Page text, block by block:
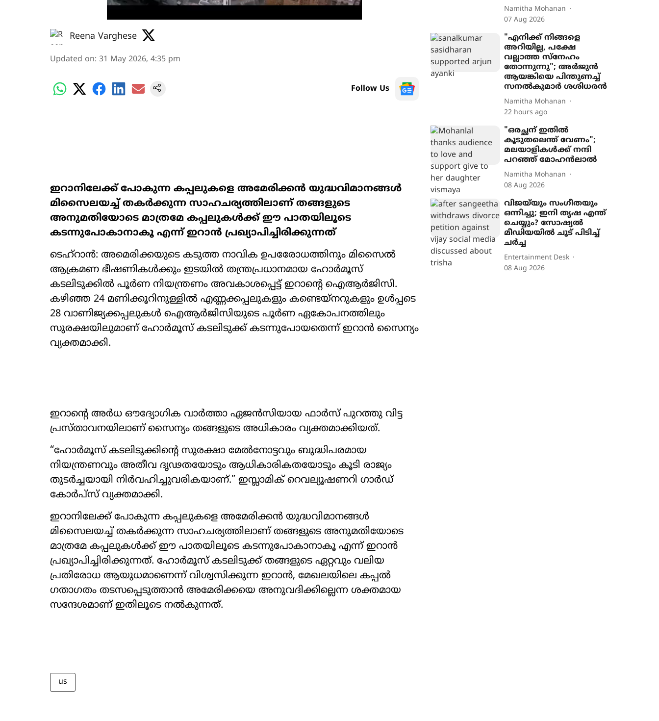
Reena Varghese
Updated on: 31 May 2026, 4:35 pm
Follow Us
ഇറാനിലേക്ക് പോകുന്ന കപ്പലുകളെ അമേരിക്കൻ യുദ്ധവിമാനങ്ങൾ
മിസൈലയച്ച് തകർക്കുന്ന സാഹചര്യത്തിലാണ് തങ്ങളുടെ
അനുമതിയോടെ മാത്രമേ കപ്പലുകൾക്ക് ഈ പാതയിലൂടെ
കടന്നുപോകാനാകൂ എന്ന് ഇറാൻ പ്രഖ്യാപിച്ചിരിക്കുന്നത്
ടെഹ്റാൻ: അമെരിക്കയുടെ കടുത്ത നാവിക ഉപരേോധത്തിനും മിസൈൽ
ആക്രമണ ഭീഷണികൾക്കും ഇടയിൽ തന്ത്രപ്രധാനമായ ഹോർമൂസ്
കടലിടുക്കിൽ പൂർണ നിയന്ത്രണം അവകാശപ്പെട്ട് ഇറാന്‍റെ ഐആർജിസി.
കഴിഞ്ഞ 24 മണിക്കൂറിനുള്ളിൽ എണ്ണക്കപ്പലുകളും കണ്ടെയ്നറുകളും ഉൾപ്പടെ
28 വാണിജ്യക്കപ്പലുകൾ ഐആർജിസിയുടെ പൂർണ ഏകോപനത്തിലും
സുരക്ഷയിലുമാണ് ഹോർമൂസ് കടലിടുക്ക് കടന്നുപോയതെന്ന് ഇറാൻ സൈന്യം
വ്യക്തമാക്കി.
ഇറാന്‍റെ അർധ ഔദ്യോഗിക വാർത്താ ഏജൻസിയായ ഫാർസ് പുറത്തു വിട്ട
പ്രസ്താവനയിലാണ് സൈന്യം തങ്ങളുടെ അധികാരം വ്യക്തമാക്കിയത്.
“ഹോർമൂസ് കടലിടുക്കിന്‍റെ സുരക്ഷാ മേൽനോട്ടവും ബുദ്ധിപരമായ
നിയന്ത്രണവും അതീവ ദൃഢതയോടും ആധികാരികതയോടും കൂടി രാജ്യം
തുടർച്ചയായി നിർവഹിച്ചുവരികയാണ്.” ഇസ്ലാമിക് റെവല്യൂഷണറി ഗാർഡ്
കോർപ്സ് വ്യക്തമാക്കി.
ഇറാനിലേക്ക് പോകുന്ന കപ്പലുകളെ അമേരിക്കൻ യുദ്ധവിമാനങ്ങൾ
മിസൈലയച്ച് തകർക്കുന്ന സാഹചര്യത്തിലാണ് തങ്ങളുടെ അനുമതിയോടെ
മാത്രമേ കപ്പലുകൾക്ക് ഈ പാതയിലൂടെ കടന്നുപോകാനാകൂ എന്ന് ഇറാൻ
പ്രഖ്യാപിച്ചിരിക്കുന്നത്. ഹോർമൂസ് കടലിടുക്ക് തങ്ങളുടെ ഏറ്റവും വലിയ
പ്രതിരോധ ആയുധമാണെന്ന് വിശ്വസിക്കുന്ന ഇറാൻ, മേഖലയിലെ കപ്പൽ
ഗതാഗതം തടസപ്പെടുത്താൻ അമേരിക്കയെ അനുവദിക്കില്ലെന്ന ശക്തമായ
സന്ദേശമാണ് ഇതിലൂടെ നൽകുന്നത്.
us
Namitha Mohanan
07 Aug 2026
"എനിക്ക് നിങ്ങളെ
അറിയില്ല, പക്ഷേ
വല്ലാത്ത സ്നേഹം
തോന്നുന്നു"; അർജുൻ
ആയങ്കിയെ പിന്തുണച്ച്
സനൽകുമാർ ശശിധരൻ
Namitha Mohanan
22 hours ago
"ഒരച്ഛന് ഇതില്‍
കൂടുതലെന്ത് വേണം";
മലയാളികൾക്ക് നന്ദി
പറഞ്ഞ് മോഹന്‍ലാല്‍
Namitha Mohanan
08 Aug 2026
വിജയ്‌യും സംഗീതയും
ഒന്നിച്ചു; ഇനി തൃഷ എന്ത്
ചെയ്യും? സോഷ്യൽ
മീഡിയയിൽ ചൂട് പിടിച്ച്
ചർച്ച
Entertainment Desk
08 Aug 2026